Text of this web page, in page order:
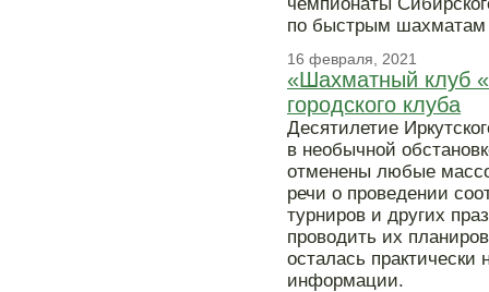
по быстрым шахматам
16 февраля, 2021
«Шахматный клуб
городского клуба
Десятилетие
в необычной
отменены любые
речи о проведении
турниров и других
проводить их
осталась
информации.